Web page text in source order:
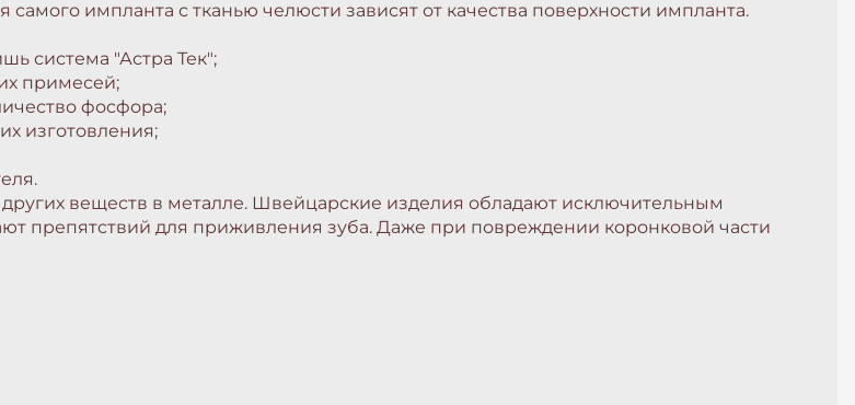
импланта с тканью челюсти зависят от качества поверхности импланта.
система "Астра Тек";
примесей;
фосфора;
изготовления;
веществ в металле. Швейцарские изделия обладают исключительным
препятствий для приживления зуба. Даже при повреждении коронковой части